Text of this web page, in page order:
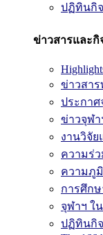
ปฏิทินกิ
ข่าวสารและกิ
ข่าวสา
ประกา
ข่าวจุฬา
งานวิจั
ความร่
ความภู
การศึก
จุฬาฯ ใ
ปฏิทินกิ